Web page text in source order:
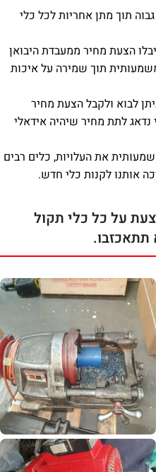
תוך מתן אחריות לכל כלי
הצעת מחיר ממעבדת היבואן
תוך שמירה על איכות
לבוא ולקבל הצעת מחיר
נדאג לתת מחיר שיהיה אידאלי
את העלויות, כלים רבים
אותנו לקנות כלי חדש.
על כל כלי תקול